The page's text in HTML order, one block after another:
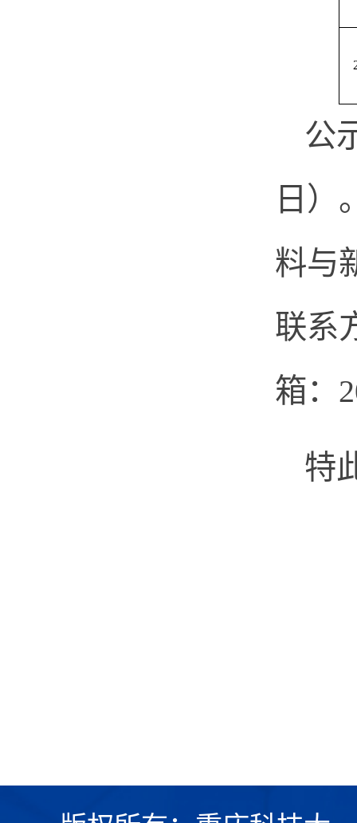
公
日）
料与
联系
箱：
特